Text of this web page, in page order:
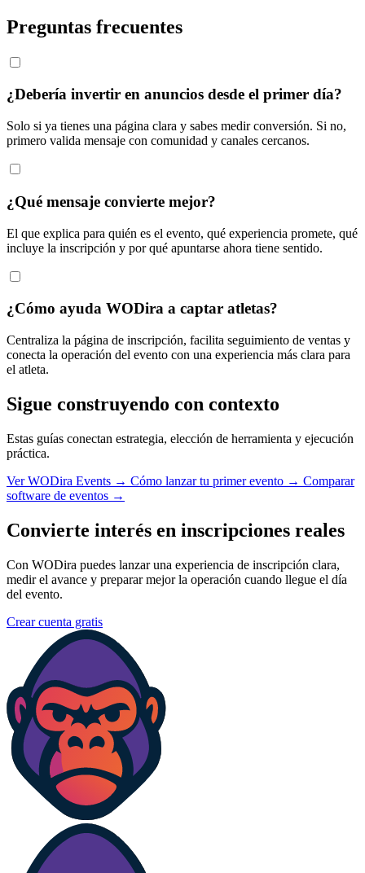
Preguntas frecuentes
¿Debería invertir en anuncios desde el primer día?
Solo si ya tienes una página clara y sabes medir conversión. Si no,
primero valida mensaje con comunidad y canales cercanos.
¿Qué mensaje convierte mejor?
El que explica para quién es el evento, qué experiencia promete, qué
incluye la inscripción y por qué apuntarse ahora tiene sentido.
¿Cómo ayuda WODira a captar atletas?
Centraliza la página de inscripción, facilita seguimiento de ventas y
conecta la operación del evento con una experiencia más clara para
el atleta.
Sigue construyendo con contexto
Estas guías conectan estrategia, elección de herramienta y ejecución
práctica.
Ver WODira Events → Cómo lanzar tu primer evento → Comparar
software de eventos →
Convierte interés en inscripciones reales
Con WODira puedes lanzar una experiencia de inscripción clara,
medir el avance y preparar mejor la operación cuando llegue el día
del evento.
Crear cuenta gratis